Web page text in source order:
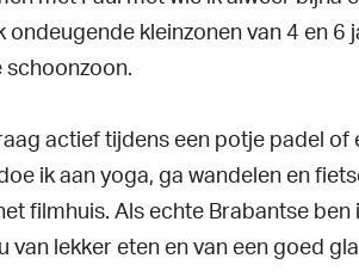
ondeugende kleinzonen van 4 en 6
schoonzoon.
actief tijdens een potje padel
ik aan yoga, ga wandelen en
filmhuis. Als echte Brabantse
van lekker eten en van een goed